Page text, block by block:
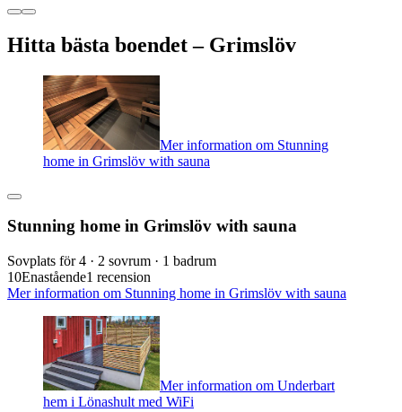
Hitta bästa boendet – Grimslöv
Mer information om Stunning
home in Grimslöv with sauna
Stunning home in Grimslöv with sauna
Sovplats för 4 · 2 sovrum · 1 badrum
10Enastående1 recension
Mer information om Stunning home in Grimslöv with sauna
Mer information om Underbart
hem i Lönashult med WiFi